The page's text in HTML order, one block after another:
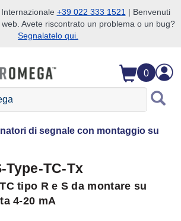
Internazionale +39 022 333 1521 | Benvenuti
Avete riscontrato un problema o un bug?
Segnalatelo qui.
0
di segnale con montaggio su
Type-TC-Tx
tipo R e S da montare su
4-20 mA